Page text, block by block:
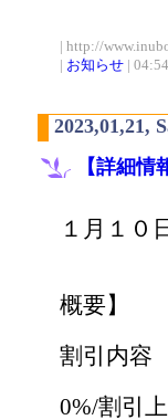
| http://
| お知らせ |
2023,01,21,
【詳細
１月１０
概要】
割引内
0%/割引